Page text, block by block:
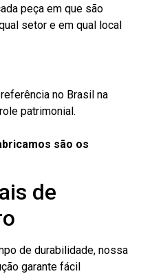
peça em que são
setor e em qual local
no Brasil na
patrimonial.
são os
de
de durabilidade, nossa
garante fácil